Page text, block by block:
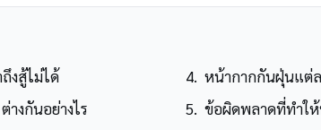
งสู้ไม่ได้
างกันอย่างไร
หน้ากากกันฝุ่นแต่
ข้อผิดพลาดที่ทำให้